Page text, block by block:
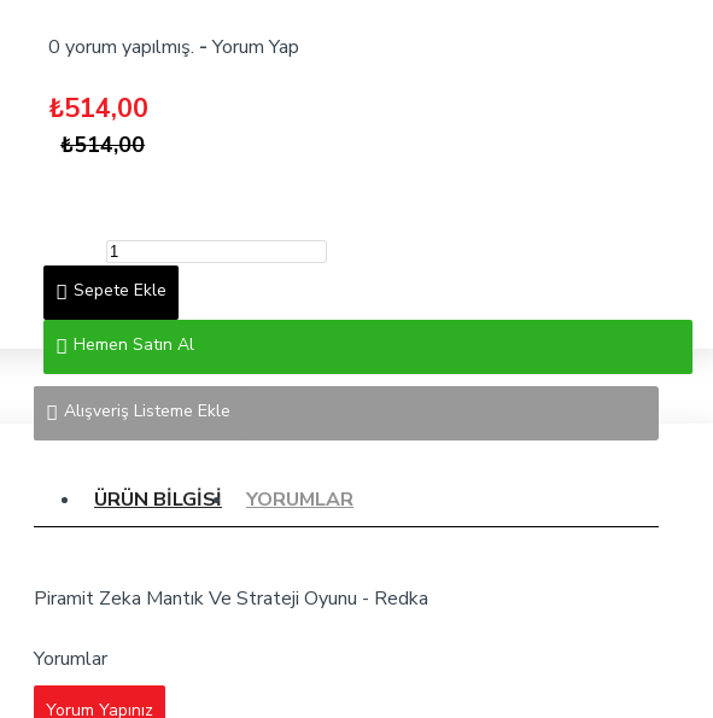
0 yorum yapılmış. - Yorum Yap
₺514,00
₺514,00
Sepete Ekle
Hemen Satın Al
Alışveriş Listeme Ekle
ÜRÜN BILGISI YORUMLAR
Piramit Zeka Mantık Ve Strateji Oyunu - Redka
Yorumlar
Yorum Yapınız